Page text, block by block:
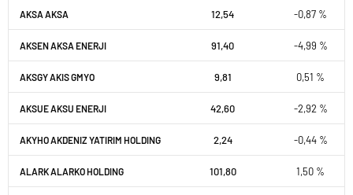
AKSA AKSA 12,54 -0,87 %
AKSEN AKSA ENERJI 91,40 -4,99 %
AKSGY AKIS GMYO 9,81 0,51 %
AKSUE AKSU ENERJI 42,60 -2,92 %
AKYHO AKDENIZ YATIRIM HOLDING 2,24 -0,44 %
ALARK ALARKO HOLDING 101,80 1,50 %